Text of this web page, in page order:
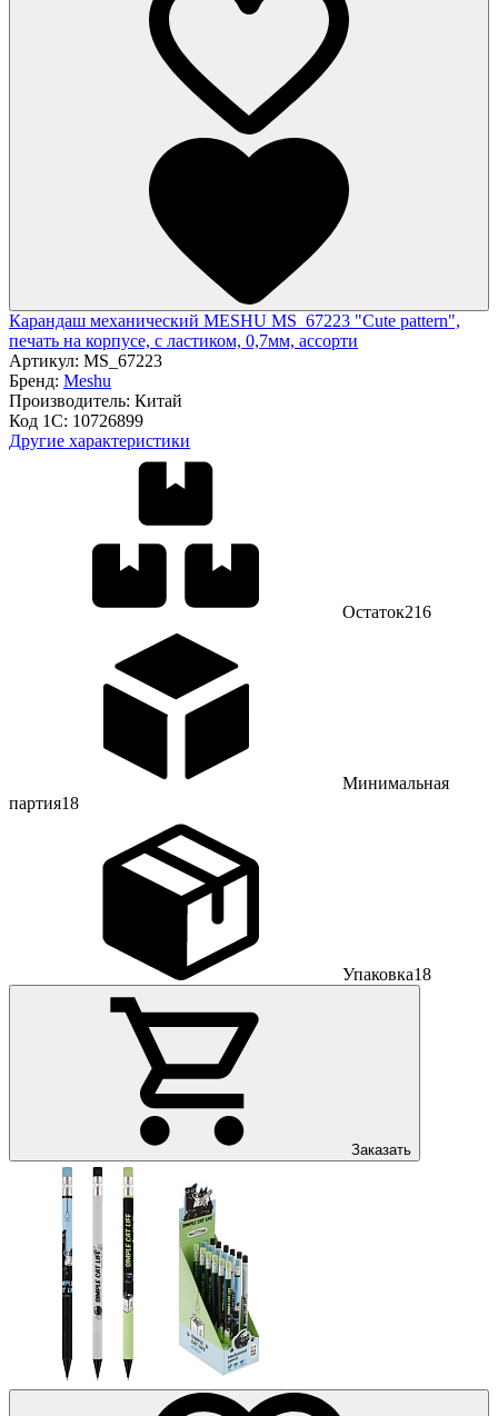
Карандаш механический MESHU MS_67223 "Cute pattern",
печать на корпусе, с ластиком, 0,7мм, ассорти
Артикул: MS_67223
Бренд: Meshu
Производитель: Китай
Код 1С: 10726899
Другие характеристики
Остаток216
Минимальная
партия18
Упаковка18
Заказать